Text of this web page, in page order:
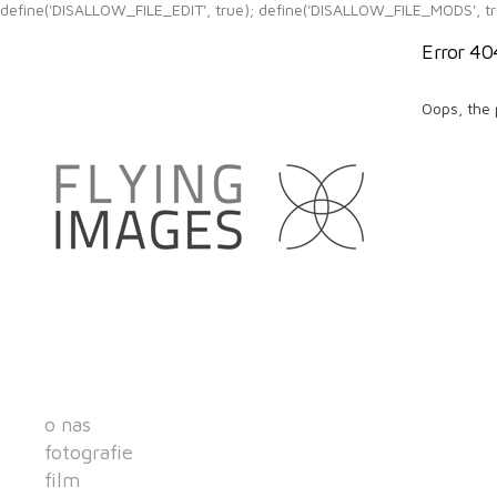
define('DISALLOW_FILE_EDIT', true); define('DISALLOW_FILE_MODS',
o nas
fotografie
film
Error
Oops, the